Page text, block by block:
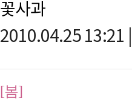
꽃사과
2010.04.25 13:21
[봄]